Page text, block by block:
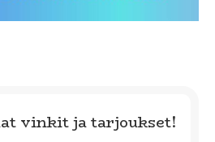
vinkit ja tarjoukset!